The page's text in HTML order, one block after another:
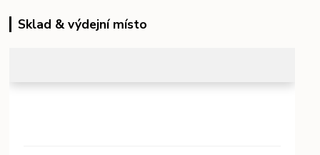
Sklad & výdejní místo